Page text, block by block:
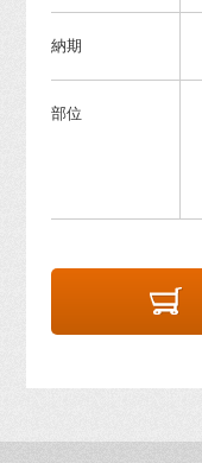
納期
部位